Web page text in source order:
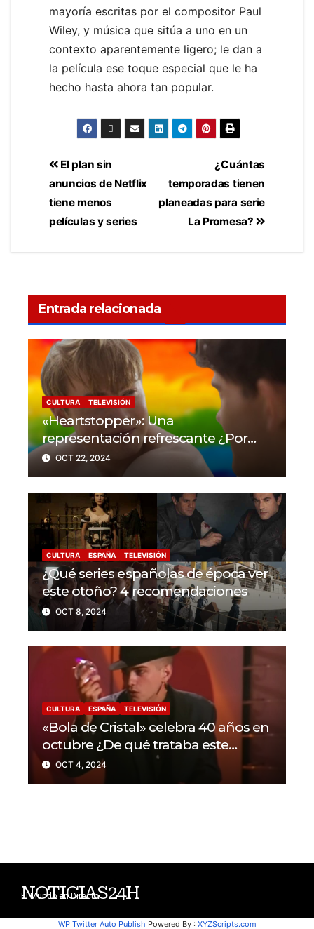
mayoría escritas por el compositor Paul
Wiley, y música que sitúa a uno en un
contexto aparentemente ligero; le dan a
la película ese toque especial que le ha
hecho hasta ahora tan popular.
¿Cuántas
temporadas tienen
planeadas para serie
La Promesa?
El plan sin
anuncios de Netflix
tiene menos
películas y series
Entrada relacionada
CULTURA TELEVISIÓN
«Heartstopper»: Una
representación refrescante ¿Por
qué la serie da un nuevo enfoque a
las historias LGBTIQ+?
OCT 22, 2024
CULTURA ESPAÑA TELEVISIÓN
¿Qué series españolas de época ver
este otoño? 4 recomendaciones
OCT 8, 2024
CULTURA ESPAÑA TELEVISIÓN
«Bola de Cristal» celebra 40 años en
octubre ¿De qué trataba este
programa?
OCT 4, 2024
NOTICIAS24H
El Mundo en Directo
WP Twitter Auto Publish Powered By : XYZScripts.com